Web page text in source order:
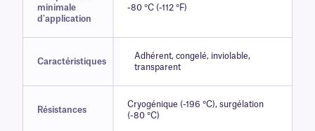
minimale
d'application
-80 °C (-112 °F)
Caractéristiques
Adhérent, congelé, inviolable,
transparent
Résistances
Cryogénique (-196 °C), surgélation
(-80 °C)